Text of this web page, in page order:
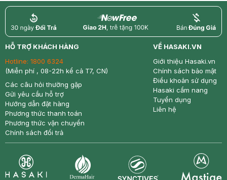
return nowfree price
HỖ TRỢ KHÁCH HÀNG
Hotline: 1800 6324
(Miễn phí , 08-22h kể cả T7, CN)
Các câu hỏi thường gặp
Gửi yêu cầu hỗ trợ
Hướng dẫn đặt hàng
Phương thức thanh toán
Phương thức vận chuyển
Chính sách đổi trả
VỀ HASAKI.VN
Giới thiệu Hasaki.vn
Chính sách bảo mật
Điều khoản sử dụng
Hasaki cẩm nang
Tuyển dụng
Liên hệ